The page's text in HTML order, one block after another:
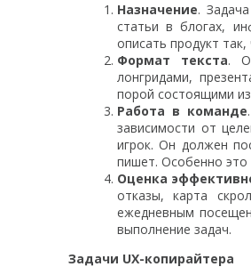
Назначение.
статьи в блогах,
описать продукт
Формат текста.
лонгридами,
порой состоящими
Работа в команде
зависимости от
игрок. Он должен
пишет. Особенно это
Оценка
отказы, карта
ежедневным
выполнение задач.
Задачи UX-копирайтера